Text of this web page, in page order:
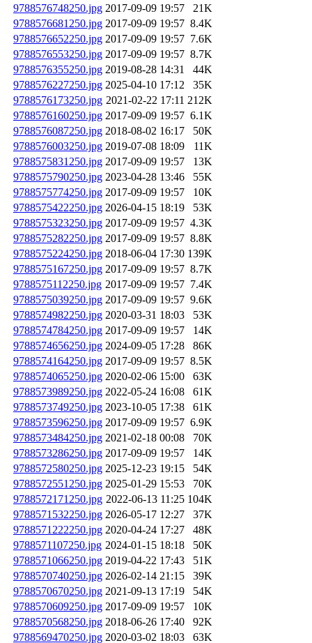
9788576748250.jpg 2017-09-09 19:57
21K
9788576681250.jpg 2017-09-09 19:57 8.4K
9788576652250.jpg 2017-09-09 19:57 7.6K
9788576553250.jpg 2017-09-09 19:57 8.7K
9788576355250.jpg 2019-08-28 14:31
44K
9788576227250.jpg 2025-04-10 17:12
35K
9788576173250.jpg 2021-02-22 17:11 212K
9788576160250.jpg 2017-09-09 19:57 6.1K
9788576087250.jpg 2018-08-02 16:17
50K
9788576003250.jpg 2019-07-08 18:09
11K
9788575831250.jpg 2017-09-09 19:57
13K
9788575790250.jpg 2023-04-28 13:46
55K
9788575774250.jpg 2017-09-09 19:57
10K
9788575422250.jpg 2026-04-15 18:19
53K
9788575323250.jpg 2017-09-09 19:57 4.3K
9788575282250.jpg 2017-09-09 19:57 8.8K
9788575224250.jpg 2018-06-04 17:30 139K
9788575167250.jpg 2017-09-09 19:57 8.7K
9788575112250.jpg 2017-09-09 19:57 7.4K
9788575039250.jpg 2017-09-09 19:57 9.6K
9788574982250.jpg 2020-03-31 18:03
53K
9788574784250.jpg 2017-09-09 19:57
14K
9788574656250.jpg 2024-09-05 17:28
86K
9788574164250.jpg 2017-09-09 19:57 8.5K
9788574065250.jpg 2020-02-06 15:00
63K
9788573989250.jpg 2022-05-24 16:08
61K
9788573749250.jpg 2023-10-05 17:38
61K
9788573596250.jpg 2017-09-09 19:57 6.9K
9788573484250.jpg 2021-02-18 00:08
70K
9788573286250.jpg 2017-09-09 19:57
14K
9788572580250.jpg 2025-12-23 19:15
54K
9788572551250.jpg 2025-01-29 15:53
70K
9788572171250.jpg 2022-06-13 11:25 104K
9788571532250.jpg 2026-05-17 12:27
37K
9788571222250.jpg 2020-04-24 17:27
48K
9788571107250.jpg 2024-01-15 18:18
50K
9788571066250.jpg 2019-04-22 17:43
51K
9788570740250.jpg 2026-02-14 21:15
39K
9788570670250.jpg 2021-09-13 17:19
54K
9788570609250.jpg 2017-09-09 19:57
10K
9788570568250.jpg 2018-06-26 17:40
92K
9788569470250.jpg 2020-03-02 18:03 63K